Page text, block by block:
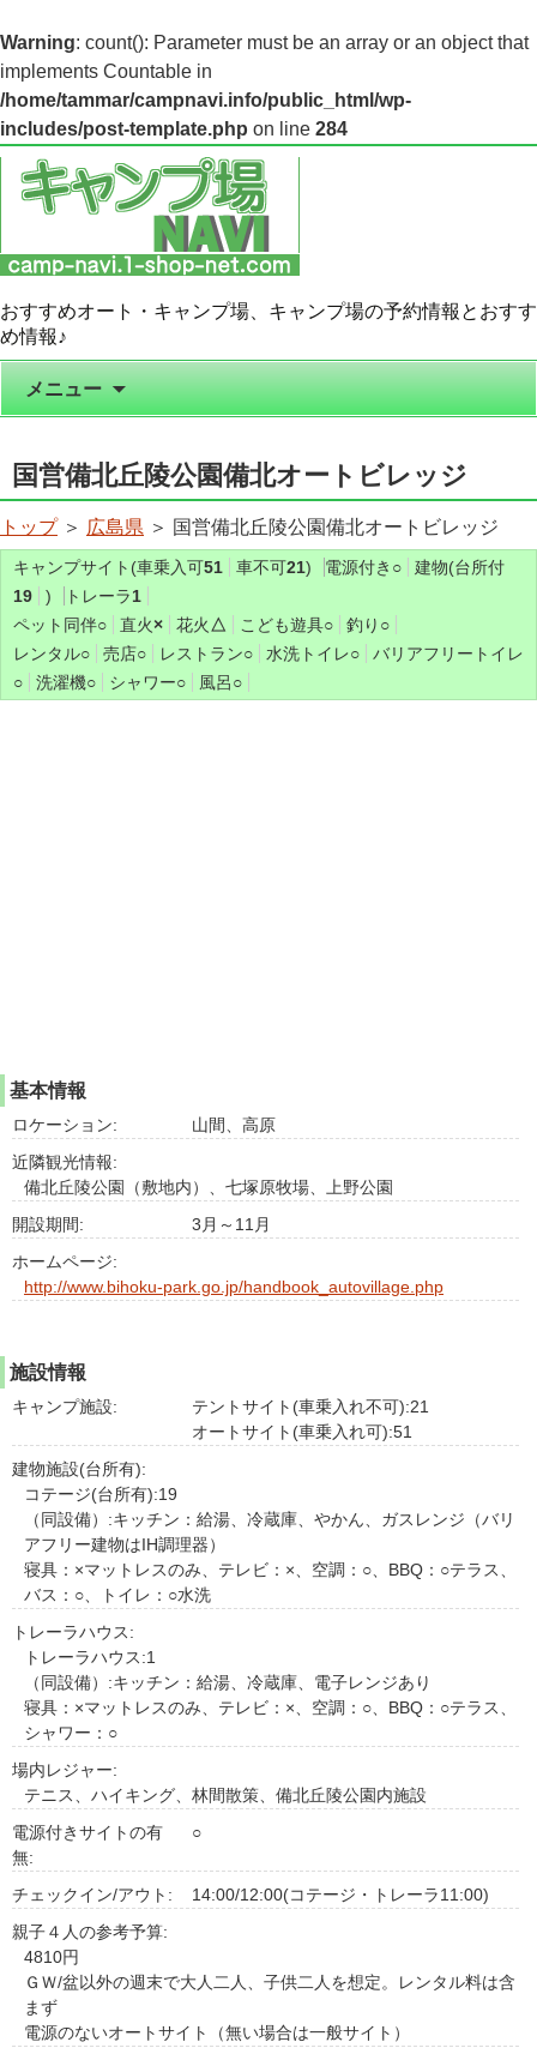
Warning: count(): Parameter must be an array or an object that
implements Countable in
/home/tammar/campnavi.info/public_html/wp-
includes/post-template.php on line 284
おすすめオート・キャンプ場、キャンプ場の予約情報とおすす
め情報♪
メニュー
国営備北丘陵公園備北オートビレッジ
トップ＞ 広島県 ＞ 国営備北丘陵公園備北オートビレッジ
キャンプサイト(車乗入可51 車不可21) 電源付き ○
建物(台所付
19
) トレーラ1
ペット同伴○ 直火× 花火 △ こども遊具○ 釣り ○
レンタル○ 売店○ レストラン○ 水洗トイレ○
バリアフリートイレ
○
洗濯機○ シャワー○ 風呂○
基本情報
ロケーション:
山間、高原
近隣観光情報:
備北丘陵公園（敷地内）、七塚原牧場、上野公園
開設期間:
3月～11月
ホームページ:
http://www.bihoku-park.go.jp/handbook_autovillage.php
施設情報
キャンプ施設:
テントサイト(車乗入れ不可):21
オートサイト(車乗入れ可):51
建物施設(台所有):
コテージ(台所有):19
（同設備）:キッチン：給湯、冷蔵庫、やかん、ガスレンジ（バリ
アフリー建物はIH調理器）
寝具：×マットレスのみ、テレビ：×、空調：○、BBQ：○テラス、
バス：○、トイレ：○水洗
トレーラハウス:
トレーラハウス:1
（同設備）:キッチン：給湯、冷蔵庫、電子レンジあり
寝具：×マットレスのみ、テレビ：×、空調：○、BBQ：○テラス、
シャワー：○
場内レジャー:
テニス、ハイキング、林間散策、備北丘陵公園内施設
電源付きサイトの有
無:
○
チェックイン/アウト:
14:00/12:00(コテージ・トレーラ11:00)
親子４人の参考予算:
4810円
ＧＷ/盆以外の週末で大人二人、子供二人を想定。レンタル料は含
まず
電源のないオートサイト（無い場合は一般サイト）